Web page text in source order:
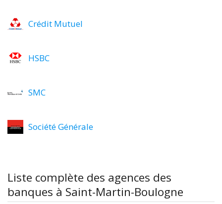
Crédit Mutuel
HSBC
SMC
Société Générale
Liste complète des agences des
banques à Saint-Martin-Boulogne